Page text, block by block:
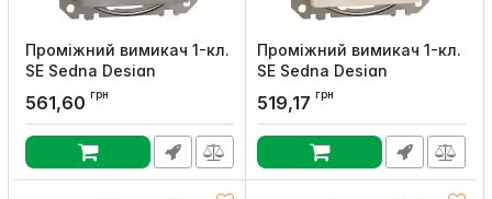
Проміжний вимикач 1-кл.
SE Sedna Design
алюміній, Schneider
Electric
Артикул:SDD113107
561,60 грн
Проміжний вимикач 1-кл.
SE Sedna Design
бежевий, Schneider
Electric
Артикул:SDD112107
519,17 грн